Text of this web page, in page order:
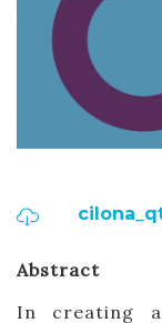
Abstract
In creating